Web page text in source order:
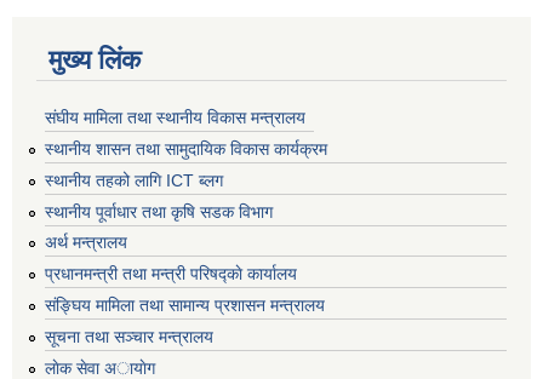
मुख्य लिंक
संघीय मामिला तथा स्थानीय विकास मन्त्रालय
स्थानीय शासन तथा सामुदायिक विकास कार्यक्रम
स्थानीय तहको लागि ICT ब्लग
स्थानीय पूर्वाधार तथा कृषि सडक विभाग
अर्थ मन्त्रालय
प्रधानमन्त्री तथा मन्त्री परिषद्काे कार्यालय
संङ्घिय मामिला तथा सामान्य प्रशासन मन्त्रालय
सूचना तथा सञ्चार मन्त्रालय
लाेक सेवा अायाेग